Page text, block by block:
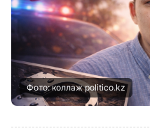
Фото: коллаж politico.kz